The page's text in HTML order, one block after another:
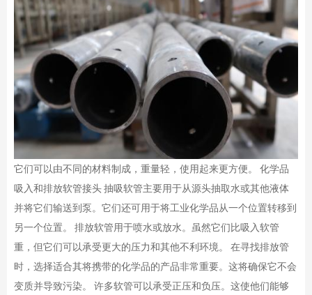
它们可以由不同的材料制成，重量轻，使用起来更方便。 化学品
吸入和排放软管接头 抽吸软管主要用于从源头抽取水或其他液体
并将它们输送到泵。它们还可用于将工业化学品从一个位置转移到
另一个位置。 排放软管用于喷水或放水。虽然它们比吸入软管
重，但它们可以承受更大的压力和其他不利环境。 在寻找排放管
时，选择适合其将携带的化学品的产品非常重要。这将确保它不会
变质并导致污染。 许多软管可以承受正压和负压。这使他们能够